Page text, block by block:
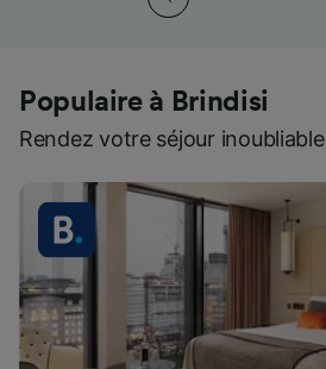
Populaire à Brindisi
Rendez votre séjour inoubliable